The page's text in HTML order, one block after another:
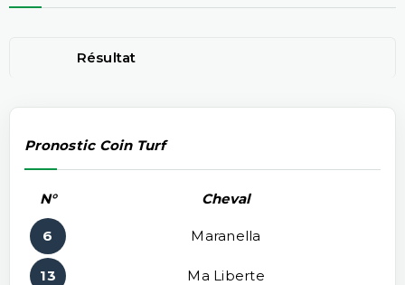
Résultat
Pronostic Coin Turf
N° Cheval
6 Maranella
13 Ma Liberte